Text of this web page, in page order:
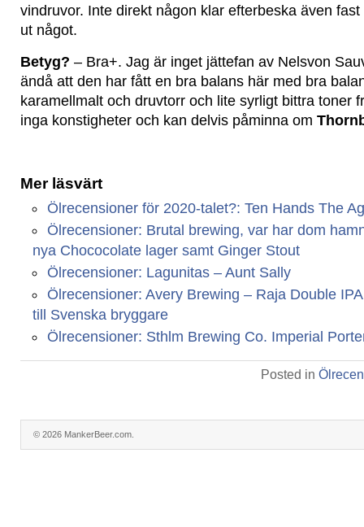
vindruvor. Inte direkt någon klar efterbeska även
ut något.
Betyg? – Bra+. Jag är inget jättefan av Nelsvon
ändå att den har fått en bra balans här med bra
karamellmalt och druvtorr och lite syrligt bittra toner
inga konstigheter och kan delvis påminna om
Mer läsvärt
Ölrecensioner för 2020-talet?: Ten Hands The
Ölrecensioner: Brutal brewing, var har dom
nya Chococolate lager samt Ginger Stout
Ölrecensioner: Lagunitas – Aunt Sally
Ölrecensioner: Avery Brewing – Raja Double
till Svenska bryggare
Ölrecensioner: Sthlm Brewing Co. Imperial
Posted in
© 2026 MankerBeer.com.